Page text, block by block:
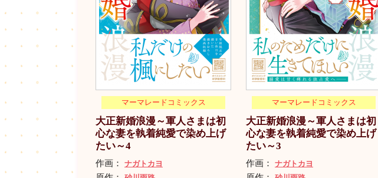
マーマレードコミックス
大正新婚浪漫～軍人さまは初
心な妻を執着純愛で染め上げ
たい～4
作画： ナガトカヨ
マーマレードコミックス
大正新婚浪漫～軍人さまは初
心な妻を執着純愛で染め上げ
たい～3
作画： ナガトカヨ